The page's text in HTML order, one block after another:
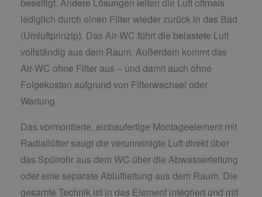
lediglich durch einen Filter wieder zurück in das Bad
(Umluftprinzip). Das Air-WC führt die belastete Luft
vollständig aus dem Raum. Außerdem kommt das
Air-WC ohne Filter aus – und damit auch ohne
Folgekosten aufgrund von Filterwechsel oder
Wartung.
Das vormontierte, einbaufertige Montageelement mit
Radiallüfter saugt die verunreinigte Luft direkt über
das Spülrohr aus dem WC über die Abwasserleitung
oder eine separate Abluftleitung aus dem Raum. Die
gesamte Technik ist in das Element integriert und mit